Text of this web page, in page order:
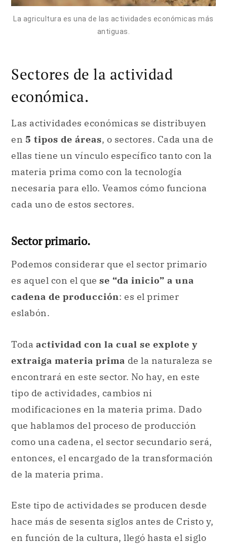
La agricultura es una de las actividades económicas más
antiguas.
Sectores de la actividad
económica.
Las actividades económicas se distribuyen
en 5 tipos de áreas, o sectores. Cada una de
ellas tiene un vínculo específico tanto con la
materia prima como con la tecnología
necesaria para ello. Veamos cómo funciona
cada uno de estos sectores.
Sector primario.
Podemos considerar que el sector primario
es aquel con el que se “da inicio” a una
cadena de producción: es el primer
eslabón.
Toda actividad con la cual se explote y
extraiga materia prima de la naturaleza se
encontrará en este sector. No hay, en este
tipo de actividades, cambios ni
modificaciones en la materia prima. Dado
que hablamos del proceso de producción
como una cadena, el sector secundario será,
entonces, el encargado de la transformación
de la materia prima.
Este tipo de actividades se producen desde
hace más de sesenta siglos antes de Cristo y,
en función de la cultura, llegó hasta el siglo